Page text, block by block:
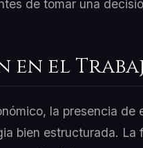
de tomar una
el
la presencia
bien estructurada.